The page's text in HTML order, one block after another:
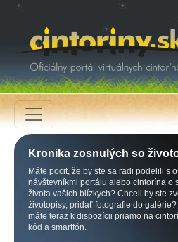
Kronika zosnulých so
Máte pocit, že by ste sa radi podelili s
návštevníkmi portálu alebo cintorína o
života vašich blízkych? Chceli by ste
životopisy, pridať fotografie do galérie?
máte teraz k dispozícii priamo na
kód a smartfón.